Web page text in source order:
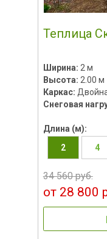
Теплица
Ширина: 2 м
Высота: 2.00 м
Каркас:
Снеговая
Длина (м):
2
4
34 560 руб.
от 28 800